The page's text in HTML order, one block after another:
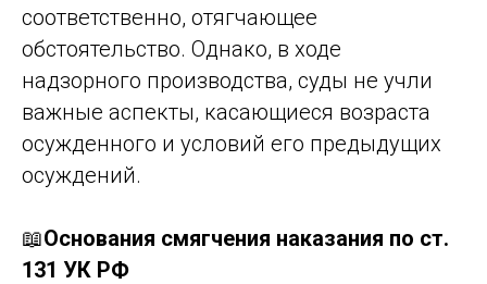
соответственно, отягчающее
обстоятельство. Однако, в ходе
надзорного производства, суды не учли
важные аспекты, касающиеся возраста
осужденного и условий его предыдущих
осуждений.
📖Основания смягчения наказания по ст.
131 УК РФ